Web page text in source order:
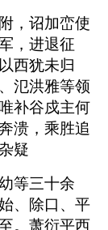
，诏加峦使
，进退征
西犹未归
氾洪雅等领
补谷戍主何
溃，乘胜追
疑
等三十余
、除口、平
。萧衍平西